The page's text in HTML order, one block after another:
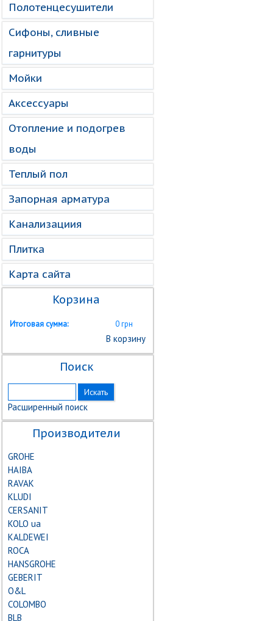
Полотенцесушители
Сифоны, сливные
гарнитуры
Мойки
Аксессуары
Отопление и подогрев
воды
Теплый пол
Запорная арматура
Канализациия
Плитка
Карта сайта
Корзина
Итоговая сумма: 0 грн
В корзину
Поиск
Расширенный поиск
Производители
GROHE
HAIBA
RAVAK
KLUDI
CERSANIT
KOLO ua
KALDEWEI
ROCA
HANSGROHE
GEBERIT
О&L
COLOMBO
BLB